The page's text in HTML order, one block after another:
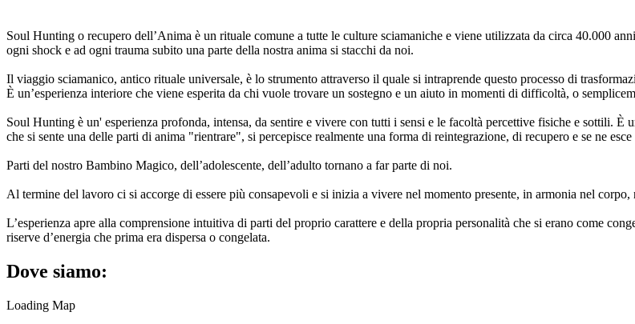
Soul Hunting o recupero dell’Anima è un rituale comune a tutte le culture sciamaniche e viene utilizzata da circa 40.000
ogni shock e ad ogni trauma subito una parte della nostra anima si stacchi da noi.
Il viaggio sciamanico, antico rituale universale, è lo strumento attraverso il quale si intraprende questo processo di
È un’esperienza interiore che viene esperita da chi vuole trovare un sostegno e un aiuto in momenti di difficoltà, o
Soul Hunting è un' esperienza profonda, intensa, da sentire e vivere con tutti i sensi e le facoltà percettive fisiche e sottili. È
che si sente una delle parti di anima "rientrare", si percepisce realmente una forma di reintegrazione, di recupero e se ne
Parti del nostro Bambino Magico, dell’adolescente, dell’adulto tornano a far parte di noi.
Al termine del lavoro ci si accorge di essere più consapevoli e si inizia a vivere nel momento presente, in armonia nel
L’esperienza apre alla comprensione intuitiva di parti del proprio carattere e della propria personalità che si erano come
riserve d’energia che prima era dispersa o congelata.
Dove siamo:
Loading Map